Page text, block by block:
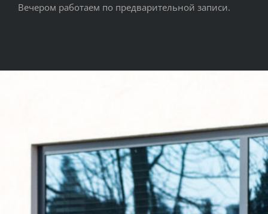
Вечером работаем по предварительной записи.